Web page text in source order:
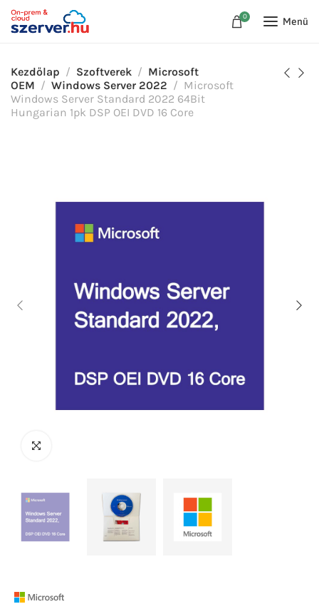
0 Menü
Kezdőlap Szoftverek
Microsoft
OEM
Windows Server 2022
Microsoft
Windows Server Standard 2022 64Bit
Hungarian 1pk DSP OEI DVD 16 Core